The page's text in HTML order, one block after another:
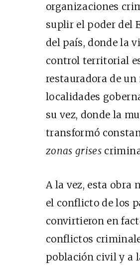
organizaciones
suplir el poder del
del país, donde la
control territorial
restauradora de
localidades
su vez, donde la
transformó
zonas grises
A la vez, esta obra
el conflicto de los
convirtieron en
conflictos
población civil y a